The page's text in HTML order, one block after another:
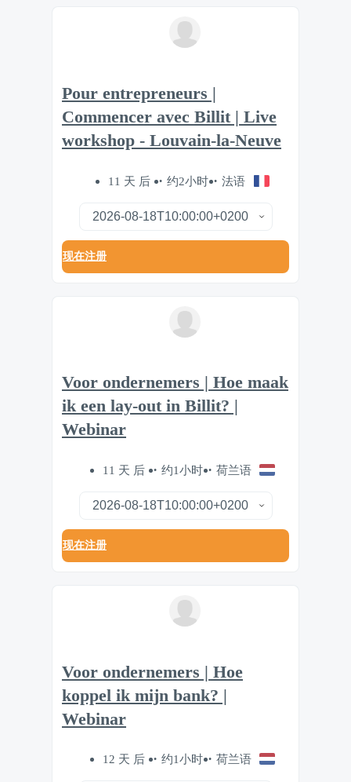
Pour entrepreneurs |
Commencer avec Billit | Live
workshop - Louvain-la-Neuve
11 天 后 约2小时 法语
现在注册
Voor ondernemers | Hoe maak
ik een lay-out in Billit? |
Webinar
11 天 后 约1小时 荷兰语
现在注册
Voor ondernemers | Hoe
koppel ik mijn bank? |
Webinar
12 天 后 约1小时 荷兰语